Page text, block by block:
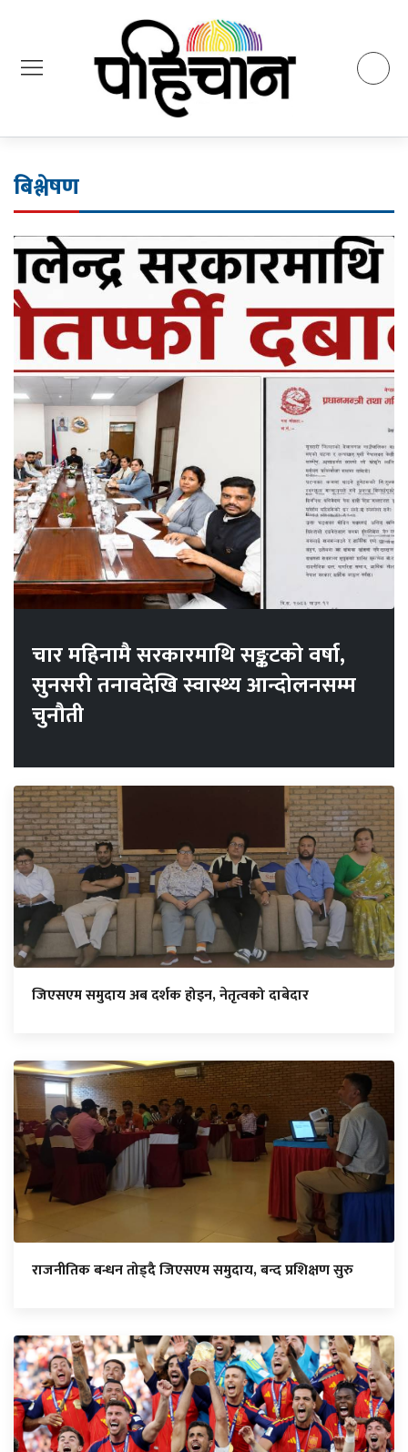
बिश्लेषण
चार महिनामै सरकारमाथि सङ्कटको वर्षा,
सुनसरी तनावदेखि स्वास्थ्य आन्दोलनसम्म
चुनौती
जिएसएम समुदाय अब दर्शक होइन, नेतृत्वको दाबेदार
राजनीतिक बन्धन तोड्दै जिएसएम समुदाय, बन्द प्रशिक्षण सुरु